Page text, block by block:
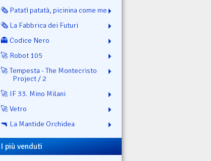
🗞️ Patatì patatà, picinina come me
🗞️ La Fabbrica dei Futuri
👻 Codice Nero
🚀 Robot 105
🚀 Tempesta - The Montecristo
Project / 2
🚀 IF 33. Mino Milani
🚀 Vetro
🔫 La Mantide Orchidea
I più venduti